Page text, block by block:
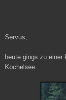
Servus,
heute gings zu einer
Kochelsee.